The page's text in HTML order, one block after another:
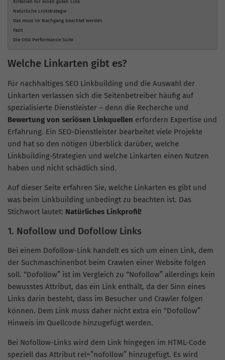
Kriterien für einen guten Link
Natürliche Linkstrategie
Das muss im Nachgang beachtet werden
Fazit
Die OSG Performance Suite
Welche Linkarten gibt es?
Für nachhaltiges SEO Linkbuilding und die Auswahl der
Linkarten verlassen sich die Seitenbetreiber häufig auf
spezialisierte Dienstleister – denn die Recherche und
Bewertung von seriösen Linkquellen erfordern Expertise und
Erfahrung. Ein SEO-Dienstleister bearbeitet viele Projekte
und hat so den nötigen Überblick darüber, welche
Linkbuilding-Strategien und welche Linkarten einen Nutzen
haben und nicht schädlich sind.
Auf dieser Seite erfahren Sie, welche Linkarten es gibt und
was beim Linkbuilding unbedingt zu beachten ist. Das
Stichwort lautet: Natürliches Linkprofil!
1. Nofollow und Dofollow Links
Bei einem Dofollow-Link handelt es sich um einen Link, dem
der Suchmaschinenbot beim Crawlen einer Website folgen
soll. “Dofollow” ist im Vergleich zu “Nofollow” allerdings kein
bewusstes Attribut, das ein Link enthält, da der Sinn eines
Links darin besteht, dass im Besucher und Crawler folgen
können. Dem Link muss daher nicht extra ein “Dofollow”
Hinweis im Quellcode hinzugefügt werden.
Bei Nofollow-Links wird dem Link hingegen im HTML-Code
speziell das Attribut rel=”nofollow” hinzugefügt. Es wird